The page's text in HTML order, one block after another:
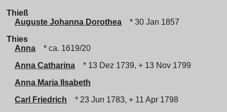
Thieß
Auguste Johanna Dorothea
* 30 Jan 1857
Thies
Anna
* ca. 1619/20
Anna Catharina
* 13 Dez 1739, + 13 Nov 1799
Anna Maria Ilsabeth
Carl Friedrich
* 23 Jun 1783, + 11 Apr 1798